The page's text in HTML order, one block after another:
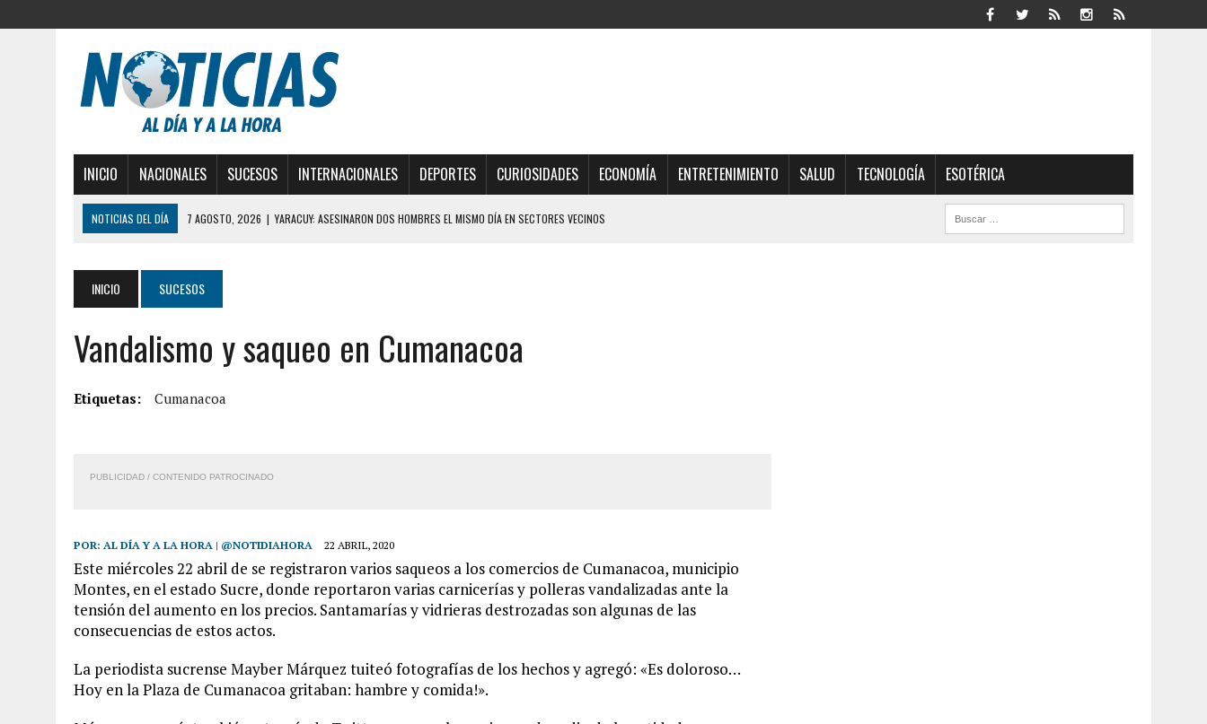
INICIO NACIONALES SUCESOS INTERNACIONALES DEPORTES CURIOSIDADES ECONOMÍA ENTRETENIMIENTO SALUD TECNOLOGÍA ESOTÉRICA
NOTICIAS DEL DÍA 7 AGOSTO, 2026 | YARACUY: ASESINARON DOS HOMBRES EL MISMO DÍA EN SECTORES VECINOS
6 AGOSTO, 2026 | BARINAS: ADOLESCENTE SE QUITÓ LA VIDA TRAS SER ACOSADA Y ABUSADA POR LA PAREJA DE SU ABUELA
6 AGOSTO, 2026
CONMOCIÓN EN COLORADO POR ASESINATO DE UNA ADOLESCENTE VENEZOLANA EN REUNIÓN CON AMIGOS
5 AGOSTO, 2026 | PRESUNTO BROTE PSICÓTICO POR FALTA DE TRATAMIENTO DESENCADENÓ TRAGEDIA FAMILIAR
5 AGOSTO, 2026 | HORROR EN BARINAS: UN HOMBRE INDUJO AL SUICIDIO A UNA ADOLESCENTE DE 13 AÑOS TRAS ABUSAR DE ELLA
7 AGOSTO, 2026 | HOMBRE ASESINÓ A SU TÍA CON UN PUÑAL Y DEJÓ HERIDAS A SU PRIMA Y A OTRO FAMILIAR EN BOLÍVAR
INICIO SUCESOS
Vandalismo y saqueo en Cumanacoa
Etiquetas: Cumanacoa
PUBLICIDAD / CONTENIDO PATROCINADO
POR: AL DÍA Y A LA HORA | @NOTIDIAHORA 22 ABRIL, 2020
Este miércoles 22 abril de se registraron varios saqueos a los comercios de Cumanacoa, municipio
Montes, en el estado Sucre, donde reportaron varias carnicerías y polleras vandalizadas ante la
tensión del aumento en los precios. Santamarías y vidrieras destrozadas son algunas de las
consecuencias de estos actos.
La periodista sucrense Mayber Márquez tuiteó fotografías de los hechos y agregó: «Es doloroso…
Hoy en la Plaza de Cumanacoa gritaban: hambre y comida!».